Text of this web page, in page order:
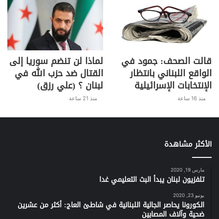
في الملف المعيشي الذي بدأت
تداعياته تتخذ ابعاداً بالغة الخطورة،
غرّد رئيس الحزب التقدمي الاشتراكي
وليد جنبلاط عبر حسابه على “تويتر”
قائلا “في انتظار اتفاق الاقطاب الكبار
في الجو والبحر والبر لتركيب حكومة
الانقاذ، فإنّ الدعم العشوائي وغير
المدروس والذي يستفيد منه كبار
بالاحتياطي الالزامي وبالمقومات
الاساسية للوجود. أمّا الثروات البحرية
فقد تصبح مشاعا يستباح من إسرائيل
ومن سوريا”.
ونقلت وكالة رويترز عن ثلاثة مصادر
قالت الصحف: جمود في
الواقع اللبناني بانتظار
الإنتخابات الإسرائيلية
منذ 16 ساعة
لماذا لن تنضم سوريا إلى
القتال ضد حزب الله في
لبنان ؟ (علي رزق)
منذ 21 ساعة
الأكثر مشاهدة
مارس 19, 2020
تلفزيون لبنان يبدأ البث التعليمي غدا
يونيو 23, 2020
الكورونا يحاصر الجالية اللبنانية في شاطئ العاج: أكثر من عشرين
ضحية وآلاف المصابين